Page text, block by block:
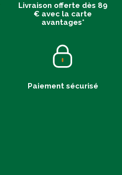
Livraison offerte dès 89
€ avec la carte
avantages*
Paiement sécurisé